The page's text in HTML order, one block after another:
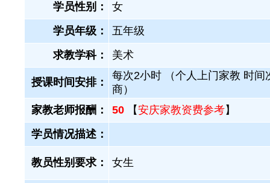
学员性别：
女
学员年级：
五年级
求教学科：
美术
授课时间安排：
每次2小时 （个人上门家教 时间
商）
家教老师报酬：
50 【安庆家教资费参考】
学员情况描述：
教员性别要求： 女生